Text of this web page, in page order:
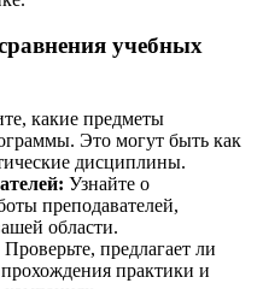
учебных
какие предметы
Это могут быть как
дисциплины.
Узнайте о
преподавателей,
области.
Проверьте, предлагает ли
практики и